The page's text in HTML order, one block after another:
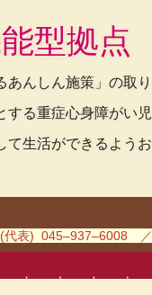
型拠
あんしん施策」の取
する重症心身障がい
て生活ができるよう
表) 045–937–6008